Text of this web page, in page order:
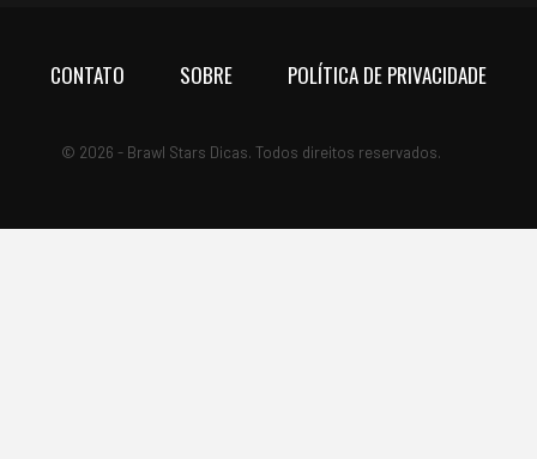
CONTATO SOBRE POLÍTICA DE PRIVACIDADE
© 2026 - Brawl Stars Dicas. Todos direitos reservados.